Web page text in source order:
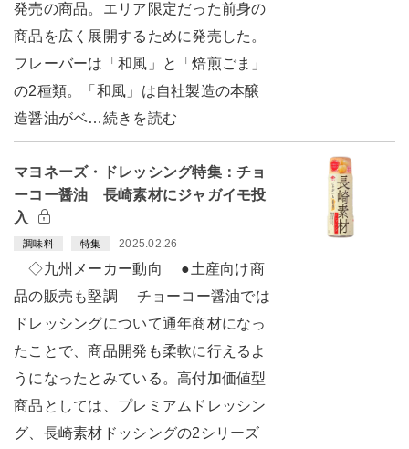
発売の商品。エリア限定だった前身の
商品を広く展開するために発売した。
フレーバーは「和風」と「焙煎ごま」
の2種類。「和風」は自社製造の本醸
造醤油がベ…続きを読む
マヨネーズ・ドレッシング特集：チョ
ーコー醤油 長崎素材にジャガイモ投
入
調味料 特集 2025.02.26
◇九州メーカー動向 ●土産向け商
品の販売も堅調 チョーコー醤油では
ドレッシングについて通年商材になっ
たことで、商品開発も柔軟に行えるよ
うになったとみている。高付加価値型
商品としては、プレミアムドレッシン
グ、長崎素材ドッシングの2シリーズ